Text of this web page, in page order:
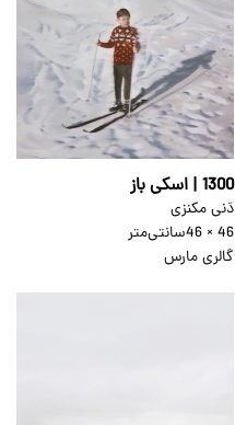
1300 | اسکی باز
دَنی مکنزی
46 × 46
سانتی‌متر
گالری مارس